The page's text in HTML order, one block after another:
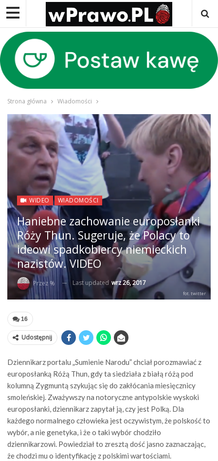
Strona główna Wiadomości
WIDEO WIADOMOŚCI
Haniebne zachowanie europosłanki
Róży Thun. Sugeruje, że Polacy to
ideowi spadkobiercy niemieckich
nazistów. VIDEO
Przez % Last updated wrz 26, 2017
fot. twitter
16
Udostępnij
Dziennikarz portalu „Sumienie Narodu” chciał porozmawiać z
europosłanką Różą Thun, gdy ta siedziała z białą różą pod
kolumną Zygmuntą szykując się do zakłócania miesięcznicy
smoleńskiej. Zważywszy na notoryczne antypolskie wyskoki
europosłanki, dziennikarz zapytał ją, czy jest Polką. Dla
każdego normalnego człowieka jest oczywistym, że polskość to
wybór, a nie genetyka, i że o taki wybór chodziło
dziennikarzowi. Powiedział to zresztą dość jasno zaznaczając,
że chodzi mu o identyfikację z polskimi wartościami.